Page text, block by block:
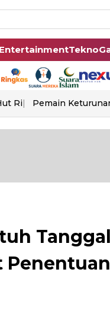
EntertainmentTekno
Ri Pemain